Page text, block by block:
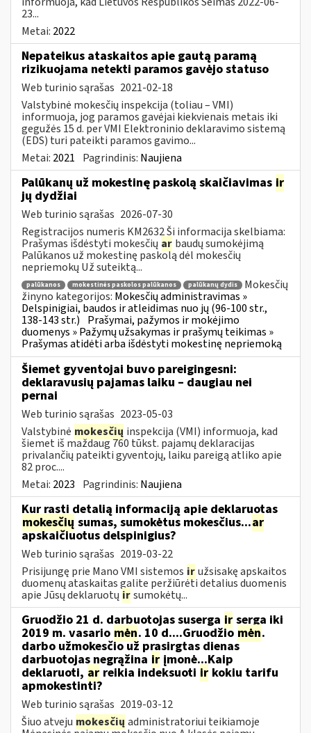
23...
Metai: 2022
Nepateikus ataskaitos apie gautą paramą
rizikuojama netekti paramos gavėjo statuso
Web turinio sąrašas 2021-02-18
Valstybinė mokesčių inspekcija (toliau – VMI)
informuoja, jog paramos gavėjai kiekvienais metais iki
gegužės 15 d. per VMI Elektroninio deklaravimo sistemą
(EDS) turi pateikti paramos gavimo...
Metai: 2021 Pagrindinis: Naujiena
Palūkanų už mokestinę paskolą skaičiavimas ir
jų dydžiai
Web turinio sąrašas 2026-07-30
Registracijos numeris KM2632 Ši informacija skelbiama:
Prašymas išdėstyti mokesčių ar baudų sumokėjimą
Palūkanos už mokestinę paskolą dėl mokesčių
nepriemokų Už suteiktą...
palūkanos mokestinės paskolos palūkanos palūkanų dydis
Mokesčių
žinyno kategorijos: Mokesčių administravimas »
Delspinigiai, baudos ir atleidimas nuo jų (96-100 str.,
138-143 str.) Prašymai, pažymos ir mokėjimo
duomenys » Pažymų užsakymas ir prašymų teikimas »
Prašymas atidėti arba išdėstyti mokestinę nepriemoką
Šiemet gyventojai buvo pareigingesni:
deklaravusių pajamas laiku – daugiau nei
pernai
Web turinio sąrašas 2023-05-03
Valstybinė mokesčių inspekcija (VMI) informuoja, kad
šiemet iš maždaug 760 tūkst. pajamų deklaracijas
privalančių pateikti gyventojų, laiku pareigą atliko apie
82 proc....
Metai: 2023 Pagrindinis: Naujiena
Kur rasti detalią informaciją apie deklaruotas
mokesčių sumas, sumokėtus mokesčius...ar
apskaičiuotus delspinigius?
Web turinio sąrašas 2019-03-22
Prisijungę prie Mano VMI sistemos iružsisakę apskaitos
duomenų ataskaitas galite peržiūrėti detalius duomenis
apie Jūsų deklaruotų irsumokėtų...
Gruodžio 21 d. darbuotojas suserga ir serga iki
2019 m. vasario mėn. 10 d....Gruodžio mėn.
darbo užmokesčio už prasirgtas dienas
darbuotojas negrąžina ir įmonė...Kaip
deklaruoti, ar reikia indeksuoti ir kokiu tarifu
apmokestinti?
Web turinio sąrašas 2019-03-12
Šiuo atveju mokesčių administratoriui teikiamoje